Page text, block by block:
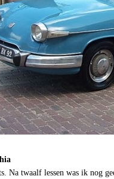
Na twaalf lessen was ik nog